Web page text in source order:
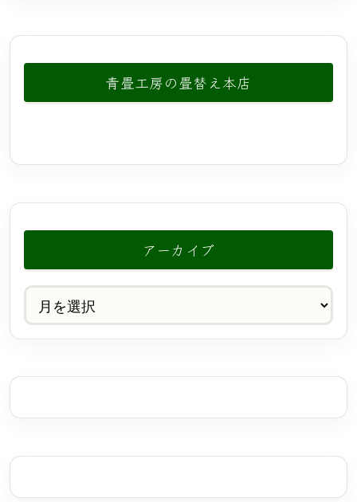
青畳工房の畳替え本店
アーカイブ